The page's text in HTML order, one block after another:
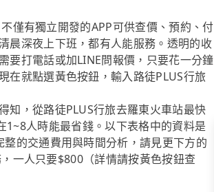
僅有獨立開發的APP可供查價、預約、付
晨深夜上下班，都有人能服務。透明的收
要打電話或加LINE問報價，只要花一分鐘
在就點選黃色按鈕，輸入路徒PLUS行旅
知，從路徒PLUS行旅去羅東火車站最快
人時能最省錢。以下表格中的資料是
的交通費用與時間分析，請見更下方的
一人只要$800（詳情請按黃色按鈕查